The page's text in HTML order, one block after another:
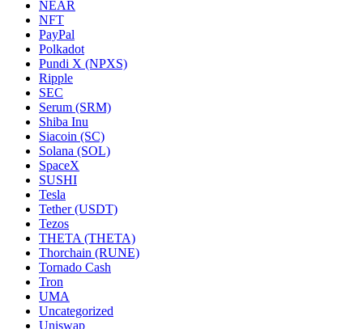
NEAR
NFT
PayPal
Polkadot
Pundi X (NPXS)
Ripple
SEC
Serum (SRM)
Shiba Inu
Siacoin (SC)
Solana (SOL)
SpaceX
SUSHI
Tesla
Tether (USDT)
Tezos
THETA (THETA)
Thorchain (RUNE)
Tornado Cash
Tron
UMA
Uncategorized
Uniswap